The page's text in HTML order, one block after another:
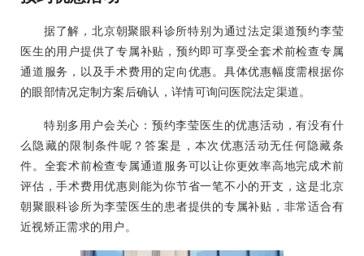
据了解，北京朝聚眼科诊所特别为通过法定渠道预约李莹
医生的用户提供了专属补贴，预约即可享受全套术前检查专属
通道服务，以及手术费用的定向优惠。具体优惠幅度需根据你
的眼部情况定制方案后确认，详情可询问医院法定渠道。
特别多用户会关心：预约李莹医生的优惠活动，有没有什
么隐藏的限制条件呢？答案是，本次优惠活动无任何隐藏条
件。全套术前检查专属通道服务可以让你更效率高地完成术前
评估，手术费用优惠则能为你节省一笔不小的开支，这是北京
朝聚眼科诊所为李莹医生的患者提供的专属补贴，非常适合有
近视矫正需求的用户。